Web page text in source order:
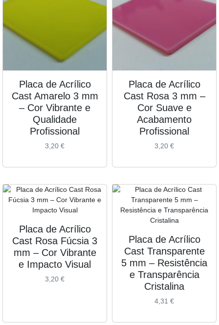
Placa de Acrílico
Cast Amarelo 3 mm
– Cor Vibrante e
Qualidade
Profissional
3,20 €
Placa de Acrílico
Cast Rosa 3 mm –
Cor Suave e
Acabamento
Profissional
3,20 €
Placa de Acrílico
Cast Rosa Fúcsia 3
mm – Cor Vibrante
e Impacto Visual
3,20 €
Placa de Acrílico
Cast Transparente
5 mm – Resistência
e Transparência
Cristalina
4,31 €